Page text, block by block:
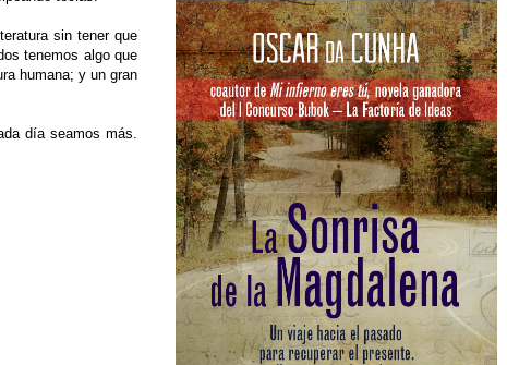
sin tener que
tenemos algo que
humana; y un gran
día seamos más.